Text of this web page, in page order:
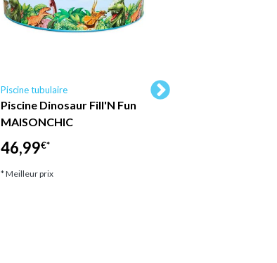
Piscine tubulaire
Piscine Dinosaur Fill'N Fun
MAISONCHIC
46,99€*
* Meilleur prix